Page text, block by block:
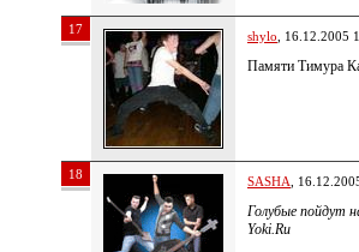
17 shylo , 16.12.2005
Памяти Тимура
18 SASHA ,
Голубые пойдут
Yoki.Ru